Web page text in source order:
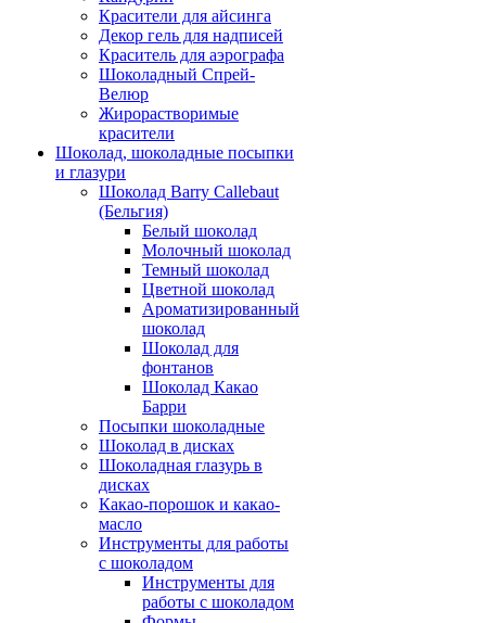
Красители для айсинга
Декор гель для надписей
Краситель для аэрографа
Шоколадный Спрей-
Велюр
Жирорастворимые
красители
Шоколад, шоколадные посыпки
и глазури
Шоколад Barry Callebaut
(Бельгия)
Белый шоколад
Молочный шоколад
Темный шоколад
Цветной шоколад
Ароматизированный
шоколад
Шоколад для
фонтанов
Шоколад Какао
Барри
Посыпки шоколадные
Шоколад в дисках
Шоколадная глазурь в
дисках
Какао-порошок и какао-
масло
Инструменты для работы
с шоколадом
Инструменты для
работы с шоколадом